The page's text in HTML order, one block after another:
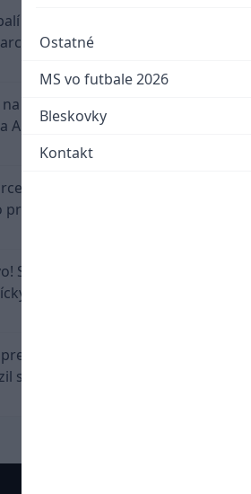
Ostatné
MS vo futbale 2026
Bleskovky
Kontakt
kufre! Ferran Torres sa
mu brániť nebude
Anfielde: Liverpool získal z
Arauja
a odmietol Real.
čiastke
Salaha vítali na štadióne
fanúšikov
Zdena Cháru! Na
s bežcom